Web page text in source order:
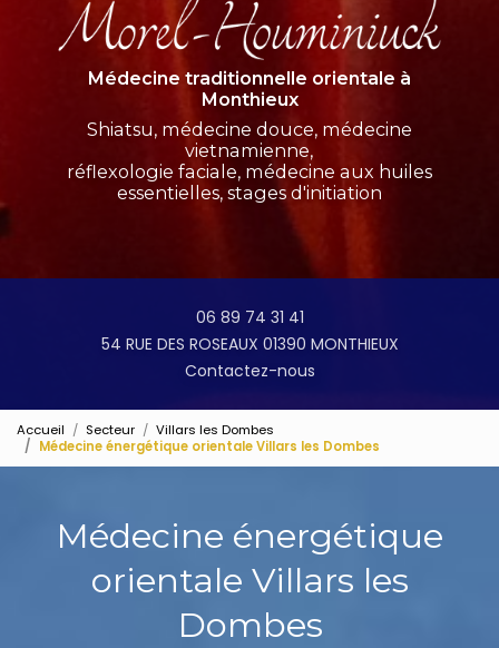
Médecine traditionnelle orientale à
Monthieux
Shiatsu, médecine douce, médecine
vietnamienne,
réflexologie faciale, médecine aux huiles
essentielles, stages d'initiation
06 89 74 31 41
54 RUE DES ROSEAUX 01390 MONTHIEUX
Contactez-nous
Accueil Secteur
Villars les Dombes
Médecine énergétique orientale Villars les Dombes
Médecine énergétique
orientale Villars les
Dombes